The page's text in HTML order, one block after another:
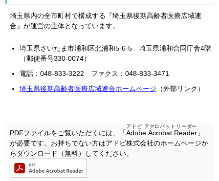
埼玉県内の全市町村で構成する『埼玉県後期高齢者医療広域連
合』が運営の主体となっています。
埼玉県さいたま市浦和区北浦和5-6-5 埼玉県浦和合同庁舎4階
（郵便番号330-0074）
電話：048-833-3222 ファクス：048-833-3471
埼玉県後期高齢者医療広域連合ホームページ （外部リンク）
PDFファイルをご覧いただくには、「Adobe Acrobat Reader
アドビ アクロバットリーダー
」
が必要です。お持ちでない方はアドビ株式会社のホームページか
らダウンロード（無料）してください。